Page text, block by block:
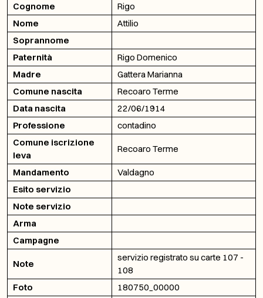
Cognome
Rigo
Nome
Attilio
Soprannome
Paternità
Rigo Domenico
Madre
Gattera Marianna
Comune nascita
Recoaro Terme
Data nascita
22/06/1914
Professione
contadino
Comune iscrizione
leva
Recoaro Terme
Mandamento
Valdagno
Esito servizio
Note servizio
Arma
Campagne
Note
servizio registrato su carte 107 -
108
Foto
180750_00000